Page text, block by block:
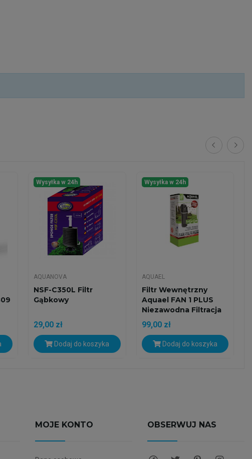
Wysyłka w 24h
AQUANOVA
NSF-C350L Filtr
Gąbkowy
29,00 zł
Dodaj do koszyka
Wysyłka w 24h
AQUAEL
Filtr Wewnętrzny
Aquael FAN 1 PLUS
Niezawodna Filtracja
I...
99,00 zł
Dodaj do koszyka
MOJE KONTO OBSERWUJ NAS